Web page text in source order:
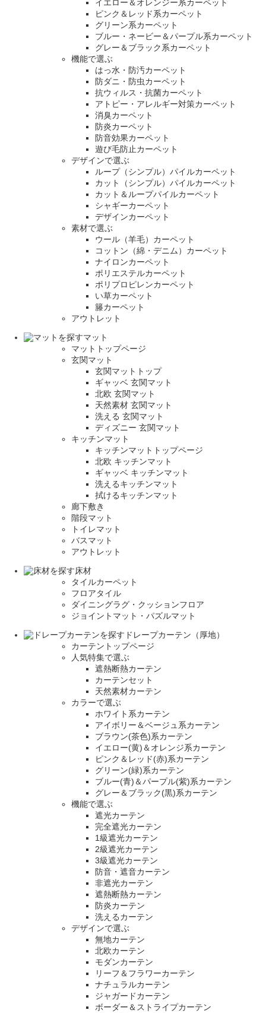
イエロー＆オレンジー系カーペット
ピンク＆レッド系カーペット
グリーン系カーペット
ブルー・ネービー＆パープル系カーペット
グレー＆ブラック系カーペット
機能で選ぶ
はっ水・防汚カーペット
防ダニ・防虫カーペット
抗ウィルス・抗菌カーペット
アトピー・アレルギー対策カーペット
消臭カーペット
防炎カーペット
防音効果カーペット
遊び毛防止カーペット
デザインで選ぶ
ループ（シンプル）パイルカーペット
カット（シンプル）パイルカーペット
カット＆ループパイルカーペット
シャギーカーペット
デザインカーペット
素材で選ぶ
ウール（羊毛）カーペット
コットン（綿・デニム）カーペット
ナイロンカーペット
ポリエステルカーペット
ポリプロピレンカーペット
い草カーペット
籐カーペット
アウトレット
マット
マットトップページ
玄関マット
玄関マットトップ
ギャッベ 玄関マット
北欧 玄関マット
天然素材 玄関マット
洗える 玄関マット
ディズニー 玄関マット
キッチンマット
キッチンマットトップページ
北欧 キッチンマット
ギャッベ キッチンマット
洗えるキッチンマット
拭けるキッチンマット
廊下敷き
階段マット
トイレマット
バスマット
アウトレット
床材
タイルカーペット
フロアタイル
ダイニングラグ・クッションフロア
ジョイントマット・パズルマット
ドレープカーテン（厚地）
カーテントップページ
人気特集で選ぶ
遮熱断熱カーテン
カーテンセット
天然素材カーテン
カラーで選ぶ
ホワイト系カーテン
アイボリー＆ベージュ系カーテン
ブラウン(茶色)系カーテン
イエロー(黄)＆オレンジ系カーテン
ピンク＆レッド(赤)系カーテン
グリーン(緑)系カーテン
ブルー(青)＆パープル(紫)系カーテン
グレー＆ブラック(黒)系カーテン
機能で選ぶ
遮光カーテン
完全遮光カーテン
1級遮光カーテン
2級遮光カーテン
3級遮光カーテン
防音・遮音カーテン
非遮光カーテン
遮熱断熱カーテン
防炎カーテン
洗えるカーテン
デザインで選ぶ
無地カーテン
北欧カーテン
モダンカーテン
リーフ＆フラワーカーテン
ナチュラルカーテン
ジャガードカーテン
ボーダー＆ストライプカーテン